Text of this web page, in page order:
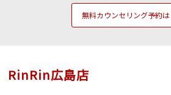
無料カウンセリング予約は
RinRin広島店